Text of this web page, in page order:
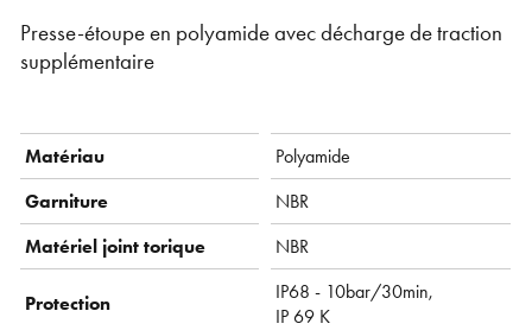
Presse-étoupe en polyamide avec décharge de traction
supplémentaire
Matériau
Polyamide
Garniture
NBR
Matériel joint torique
NBR
Protection
IP68 - 10bar/30min,
IP 69 K